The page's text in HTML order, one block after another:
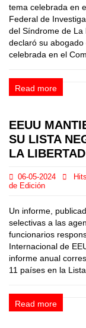
tema celebrada en
Federal de
del Síndrome de La
declaró su
celebrada en el
Read more
EEUU
SU LISTA
LA
06-05-2024
de Edición
Un informe,
selectivas a las
funcionarios
Internacional de
informe anual
11 países en la
Read more